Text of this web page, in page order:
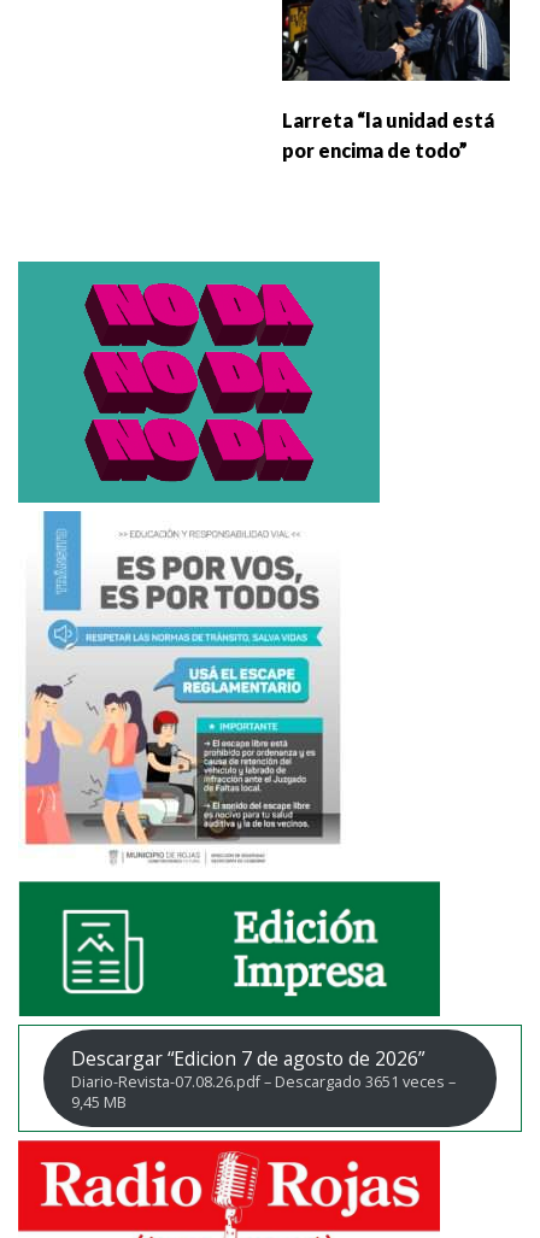
Larreta “la unidad está
por encima de todo”
Descargar “Edicion 7 de agosto de 2026”
Diario-Revista-07.08.26.pdf – Descargado 3651 veces –
9,45 MB